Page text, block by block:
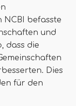
NCBI befasste
und
dass die
Dies
für den